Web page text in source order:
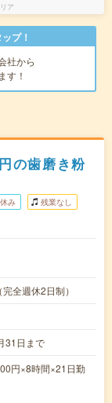
ア
プ！
社から
す！
の歯磨き粉
み 残業なし
全週休2日制）
31日まで
円×8時間×21日勤